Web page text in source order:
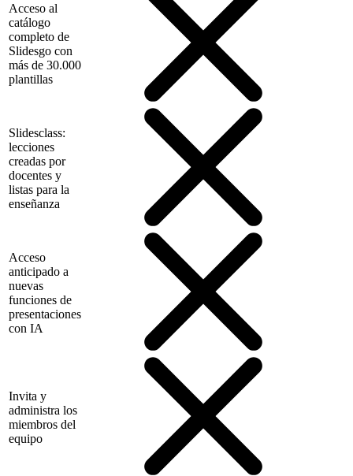
Acceso al
catálogo
completo de
Slidesgo con
más de 30.000
plantillas
Slidesclass:
lecciones
creadas por
docentes y
listas para la
enseñanza
Acceso
anticipado a
nuevas
funciones de
presentaciones
con IA
Invita y
administra los
miembros del
equipo